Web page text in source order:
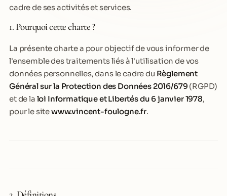
cadre de ses activités et services.
1. Pourquoi cette charte ?
La présente charte a pour objectif de vous informer de
l'ensemble des traitements liés à l'utilisation de vos
données personnelles, dans le cadre du Règlement
Général sur la Protection des Données 2016/679 (RGPD)
et de la loi Informatique et Libertés du 6 janvier 1978,
pour le sitewww.vincent-foulogne.fr.